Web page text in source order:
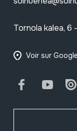
Tornola kalea, 6
Voir sur
Facebook